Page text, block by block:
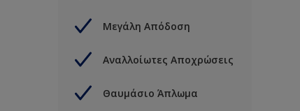
Μεγάλη Απόδοση
Αναλλοίωτες Αποχρώσεις
Θαυμάσιο Άπλωμα